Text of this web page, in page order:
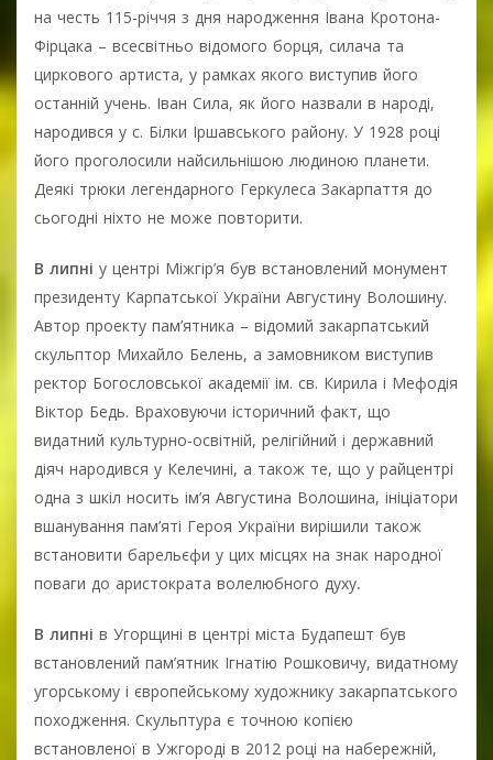
на честь 115-річчя з дня народження Івана Кротона-
Фірцака – всесвітньо відомого борця, силача та
циркового артиста, у рамках якого виступив його
останній учень. Іван Сила, як його назвали в народі,
народився у с. Білки Іршавського району. У 1928 році
його проголосили найсильнішою людиною планети.
Деякі трюки легендарного Геркулеса Закарпаття до
сьогодні ніхто не може повторити.
В липні у центрі Міжгір’я був встановлений монумент
президенту Карпатської України Августину Волошину.
Автор проекту пам’ятника – відомий закарпатський
скульптор Михайло Белень, а замовником виступив
ректор Богословської академії ім. св. Кирила і Мефодія
Віктор Бедь. Враховуючи історичний факт, що
видатний культурно-освітній, релігійний і державний
діяч народився у Келечині, а також те, що у райцентрі
одна з шкіл носить ім’я Августина Волошина, ініціатори
вшанування пам’яті Героя України вирішили також
встановити барельєфи у цих місцях на знак народної
поваги до аристократа волелюбного духу.
В липні в Угорщині в центрі міста Будапешт був
встановлений пам’ятник Ігнатію Рошковичу, видатному
угорському і європейському художнику закарпатського
походження. Скульптура є точною копією
встановленої в Ужгороді в 2012 році на набережній,